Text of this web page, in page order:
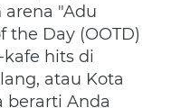
"Adu
Day (OOTD)
hits di
atau Kota
berarti Anda